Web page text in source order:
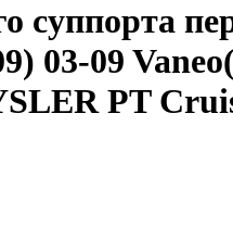
суппорта
03-09
PT